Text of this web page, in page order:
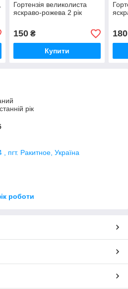
Гортензія великолиста
яскраво-рожева 2 рік
150₴
Купити
180
рік
пгт. Ракитное, Україна
роботи